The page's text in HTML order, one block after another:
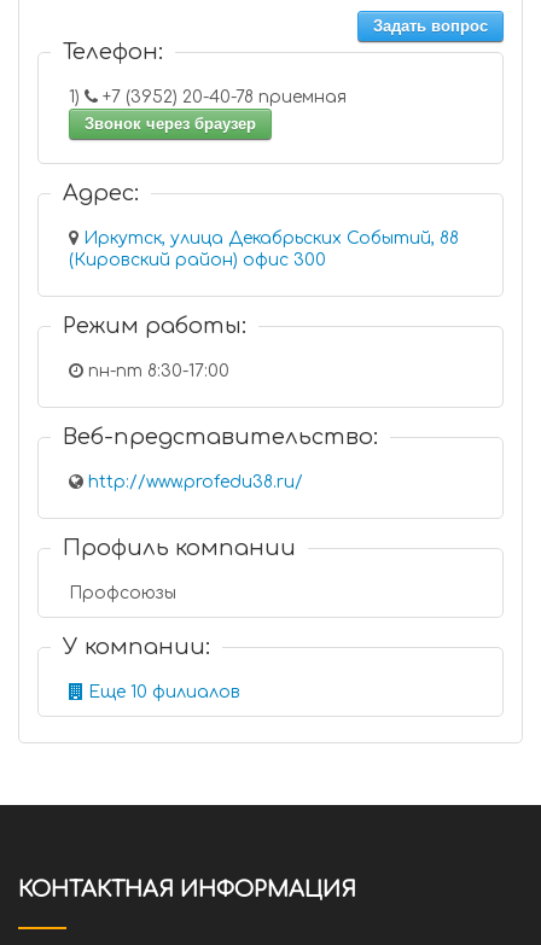
Задать вопрос
Телефон:
1)
+7 (3952) 20-40-78 приемная
Звонок через браузер
Адрес:
Иркутск, улица Декабрьских Событий, 88
(Кировский район) офис 300
Режим работы:
пн-пт 8:30-17:00
Веб-представительство:
http://www.profedu38.ru/
Профиль компании
Профсоюзы
У компании:
Еще 10 филиалов
КОНТАКТНАЯ ИНФОРМАЦИЯ